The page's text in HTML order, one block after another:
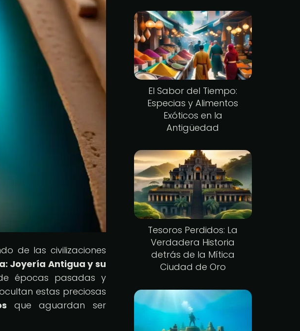
de las civilizaciones
Joyería Antigua y su
épocas pasadas y
estas preciosas
que aguardan ser
El Sabor del Tiempo:
Especias y Alimentos
Exóticos en la
Antigüedad
Tesoros Perdidos: La
Verdadera Historia
detrás de la Mítica
Ciudad de Oro